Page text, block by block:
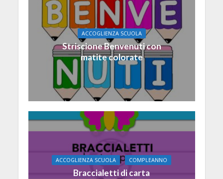
ACCOGLIENZA SCUOLA
Striscione Benvenuti con
matite colorate
ACCOGLIENZA SCUOLA COMPLEANNO
Braccialetti di carta